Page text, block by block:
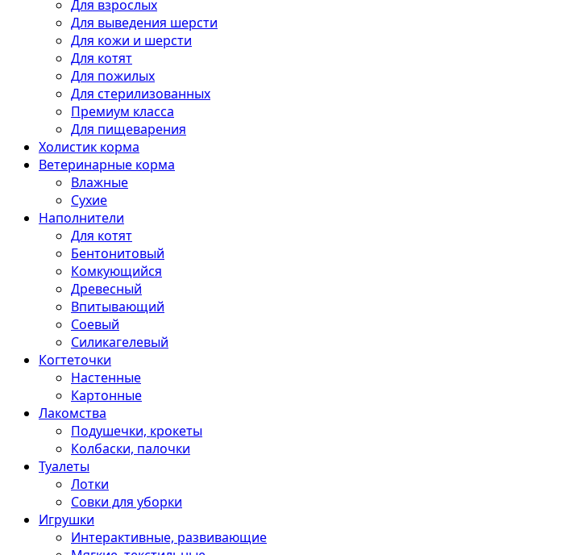
Для взрослых
Для выведения шерсти
Для кожи и шерсти
Для котят
Для пожилых
Для стерилизованных
Премиум класса
Для пищеварения
Холистик корма
Ветеринарные корма
Влажные
Сухие
Наполнители
Для котят
Бентонитовый
Комкующийся
Древесный
Впитывающий
Соевый
Силикагелевый
Когтеточки
Настенные
Картонные
Лакомства
Подушечки, крокеты
Колбаски, палочки
Туалеты
Лотки
Совки для уборки
Игрушки
Интерактивные, развивающие